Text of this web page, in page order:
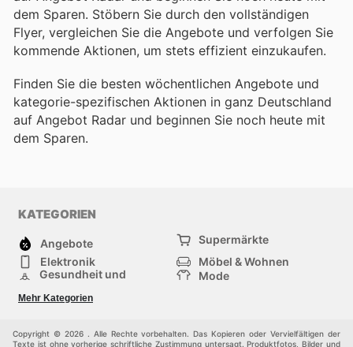
dem Sparen. Stöbern Sie durch den vollständigen
Flyer, vergleichen Sie die Angebote und verfolgen Sie
kommende Aktionen, um stets effizient einzukaufen.
Finden Sie die besten wöchentlichen Angebote und
kategorie-spezifischen Aktionen in ganz Deutschland
auf Angebot Radar und beginnen Sie noch heute mit
dem Sparen.
KATEGORIEN
Angebote
Supermärkte
Elektronik
Möbel & Wohnen
Gesundheit und
Mode
Sportartikel und
Sportbekleidung
Einkaufzentren
Andere
Mehr Kategorien
Copyright © 2026 . Alle Rechte vorbehalten. Das Kopieren oder Vervielfältigen der
Texte ist ohne vorherige schriftliche Zustimmung untersagt. Produktfotos, Bilder und